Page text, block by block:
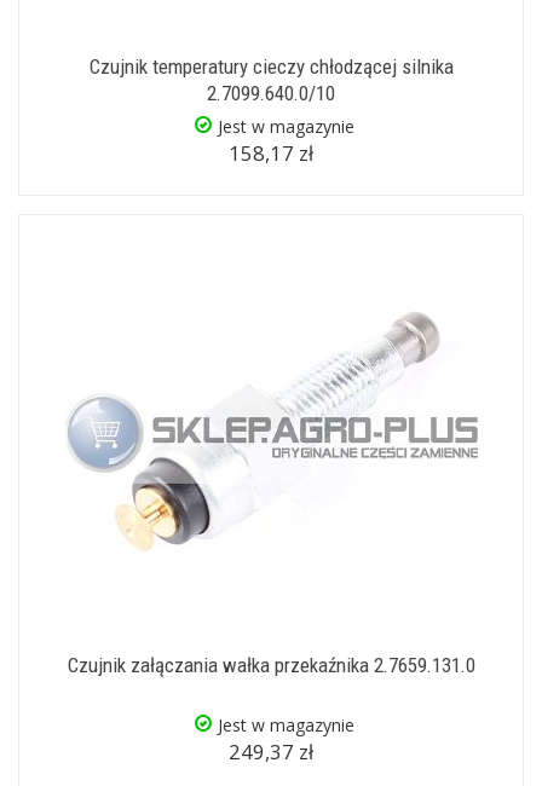
Czujnik temperatury cieczy chłodzącej silnika
2.7099.640.0/10
Jest w magazynie
158,17 zł
Czujnik załączania wałka przekaźnika 2.7659.131.0
Jest w magazynie
249,37 zł